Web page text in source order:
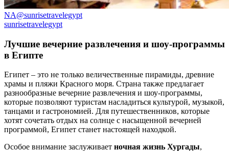
NA@sunrisetravelegypt
sunrisetravelegypt
Лучшие вечерние развлечения и шоу-программы
в Египте
Египет – это не только величественные пирамиды, древние
храмы и пляжи Красного моря. Страна также предлагает
разнообразные вечерние развлечения и шоу-программы,
которые позволяют туристам насладиться культурой, музыкой,
танцами и гастрономией. Для путешественников, которые
хотят сочетать отдых на солнце с насыщенной вечерней
программой, Египет станет настоящей находкой.
Особое внимание заслуживает ночная жизнь Хургады,